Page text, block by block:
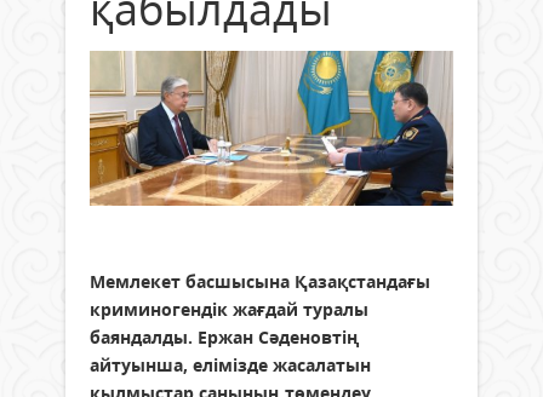
Мемлекет басшысына Қазақстандағы
криминогендік жағдай туралы
баяндалды. Ержан Сәденовтің
айтуынша, елімізде жасалатын
қылмыстар санының төмендеу